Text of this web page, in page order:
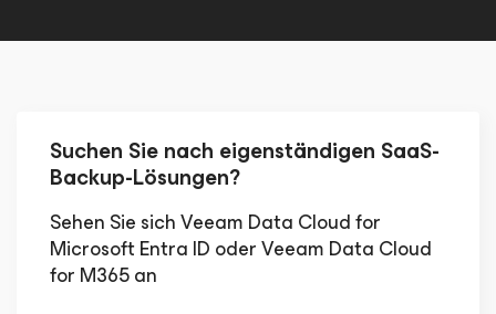
Suchen Sie nach eigenständigen SaaS-
Backup-Lösungen?
Sehen Sie sich Veeam Data Cloud for
Microsoft Entra ID oder Veeam Data Cloud
for M365 an